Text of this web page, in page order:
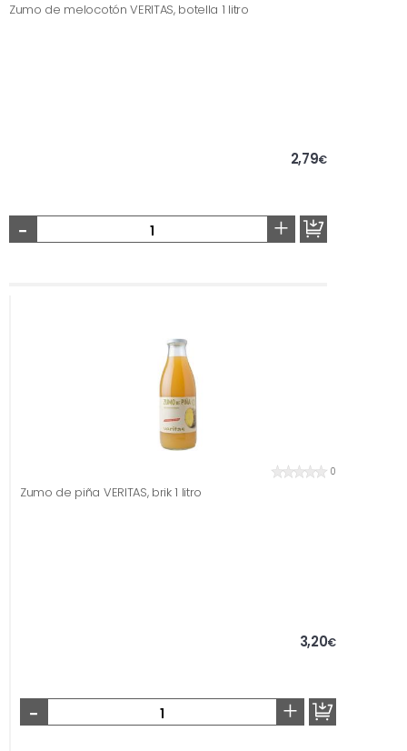
Zumo de melocotón VERITAS, botella 1 litro
2,79€
- +
0
Zumo de piña VERITAS, brik 1 litro
3,20€
- +